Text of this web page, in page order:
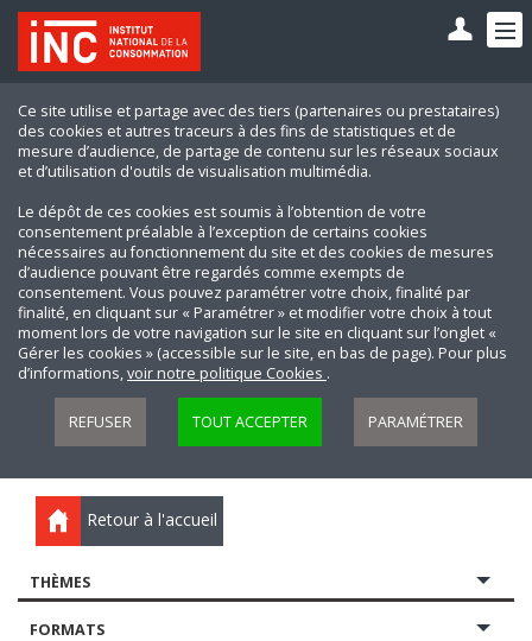
Ce site utilise et partage avec des tiers (partenaires ou prestataires)
des cookies et autres traceurs à des fins de statistiques et de
mesure d’audience, de partage de contenu sur les réseaux sociaux
et d’utilisation d'outils de visualisation multimédia.
Le dépôt de ces cookies est soumis à l’obtention de votre
consentement préalable à l’exception de certains cookies
nécessaires au fonctionnement du site et des cookies de mesures
d’audience pouvant être regardés comme exempts de
consentement. Vous pouvez paramétrer votre choix, finalité par
finalité, en cliquant sur « Paramétrer » et modifier votre choix à tout
moment lors de votre navigation sur le site en cliquant sur l’onglet «
Gérer les cookies » (accessible sur le site, en bas de page). Pour plus
d’informations,voir notre politique Cookies .
REFUSER TOUT ACCEPTER PARAMÉTRER
Retour à l'accueil
THÈMES
FORMATS